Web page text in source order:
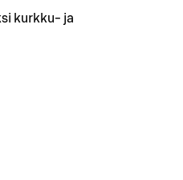
kurkku- ja